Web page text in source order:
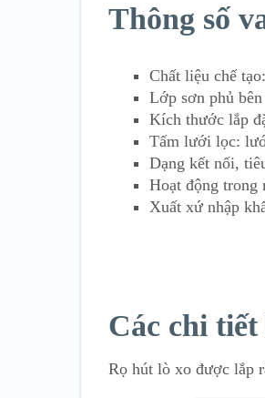
Thông số
Chất liệu chế
Lớp sơn phủ
Kích thước lắp
Tấm lưới lọc:
Dạng kết nối,
Hoạt động trong
Xuất xứ nhập
Các chi
Rọ hút lò xo được lắp